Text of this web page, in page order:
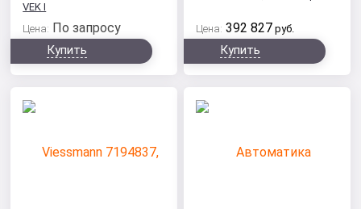
VEK I
Цена: По запросу
Купить
Цена: 392 827 руб.
Купить